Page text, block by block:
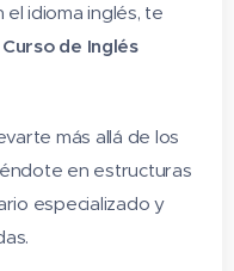
idioma inglés, te
Curso de Inglés
más allá de los
en estructuras
especializado y